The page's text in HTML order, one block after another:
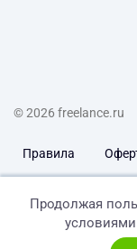
© 2026 freelance.ru
Правила
Продолжая
условиями